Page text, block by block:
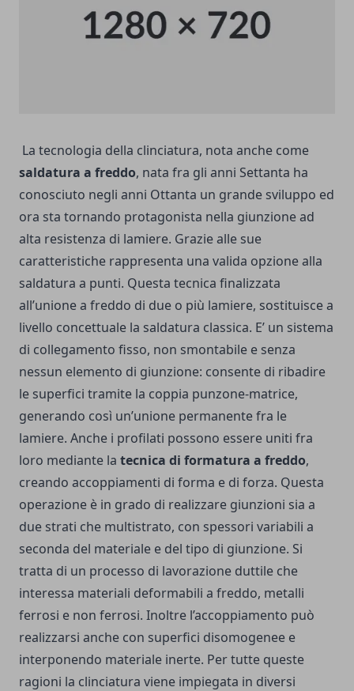
La tecnologia della clinciatura, nota anche come
saldatura a freddo, nata fra gli anni Settanta ha
conosciuto negli anni Ottanta un grande sviluppo ed
ora sta tornando protagonista nella giunzione ad
alta resistenza di lamiere. Grazie alle sue
caratteristiche rappresenta una valida opzione alla
saldatura a punti. Questa tecnica finalizzata
all’unione a freddo di due o più lamiere, sostituisce a
livello concettuale la saldatura classica. E’ un sistema
di collegamento fisso, non smontabile e senza
nessun elemento di giunzione: consente di ribadire
le superfici tramite la coppia punzone-matrice,
generando così un’unione permanente fra le
lamiere. Anche i profilati possono essere uniti fra
loro mediante la tecnica di formatura a freddo,
creando accoppiamenti di forma e di forza. Questa
operazione è in grado di realizzare giunzioni sia a
due strati che multistrato, con spessori variabili a
seconda del materiale e del tipo di giunzione. Si
tratta di un processo di lavorazione duttile che
interessa materiali deformabili a freddo, metalli
ferrosi e non ferrosi. Inoltre l’accoppiamento può
realizzarsi anche con superfici disomogenee e
interponendo materiale inerte. Per tutte queste
ragioni la clinciatura viene impiegata in diversi